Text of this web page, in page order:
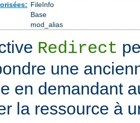
FileInfo
Base
mod_alias
Redirect
une
en demandant
la ressource à